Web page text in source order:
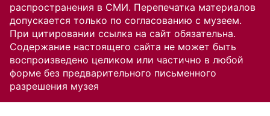
распространения в СМИ. Перепечатка материалов
допускается только по согласованию с музеем.
При цитировании ссылка на сайт обязательна.
Содержание настоящего сайта не может быть
воспроизведено целиком или частично в любой
форме без предварительного письменного
разрешения музея